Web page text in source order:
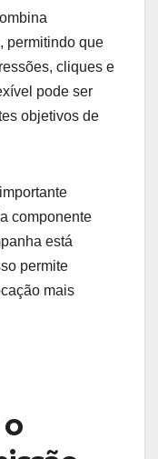
permitindo que
cliques e
pode ser
objetivos de
componente
está
permite
mais